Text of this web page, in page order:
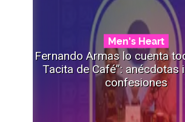
Men's Heart
Fernando Armas lo cuenta
Tacita de Café”: anécdotas
confesiones